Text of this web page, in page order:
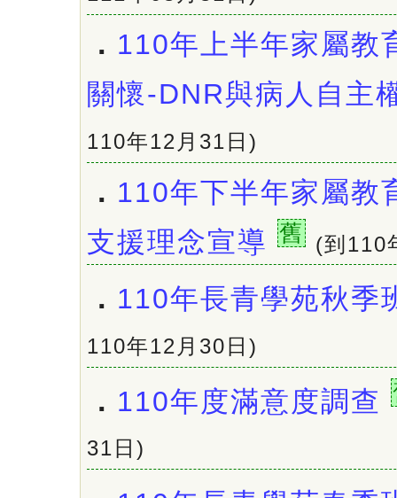
． 110年上半年家屬教
關懷-DNR與病人自主
110年12月31日)
． 110年下半年家屬教
支援理念宣導 舊 (到110
． 110年長青學苑秋季
110年12月30日)
． 110年度滿意度調查
31日)